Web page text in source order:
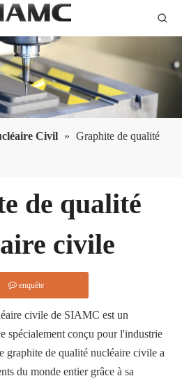
Civil » Graphite de qualité
de qualité
civile
enquête
civile de SIAMC est un
spécialement conçu pour l'industrie
graphite de qualité nucléaire civile a
du monde entier grâce à sa